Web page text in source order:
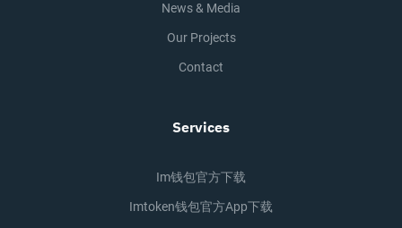
News & Media
Our Projects
Contact
Services
Im钱包官方下载
Imtoken钱包官方app下载